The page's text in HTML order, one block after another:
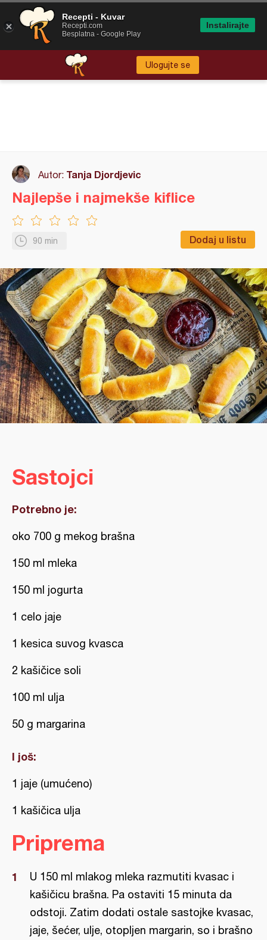
Ulogujte se
Autor: Tanja Djordjevic
90 min Dodaj u listu
Najlepše i najmekše kiflice
Sastojci
Potrebno je:
oko 700 g mekog brašna
150 ml mleka
150 ml jogurta
1 celo jaje
1 kesica suvog kvasca
2 kašičice soli
100 ml ulja
50 g margarina
I još:
1 jaje (umućeno)
1 kašičica ulja
Priprema
U 150 ml mlakog mleka razmutiti kvasac i
kašičicu brašna. Pa ostaviti 15 minuta da
odstoji. Zatim dodati ostale sastojke kvasac,
jaje, šećer, ulje, otopljen margarin, so i brašno
Recepti - Kuvar
Recepti.com
Besplatna - Google Play
Instalirajte